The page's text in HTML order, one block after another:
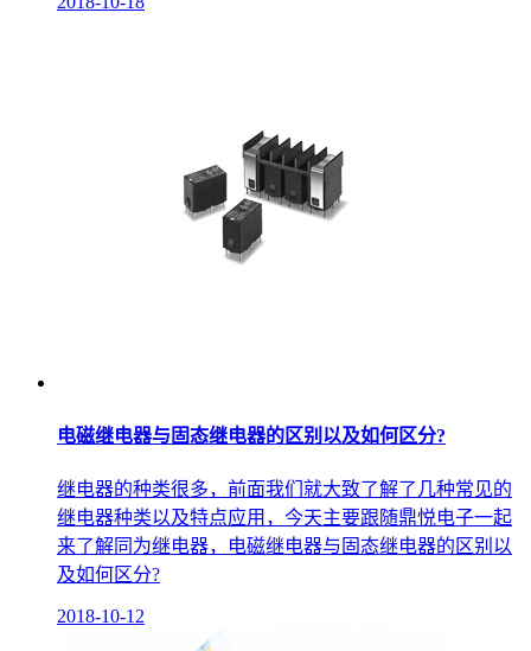
电磁继电器与固态继电器的区别以及如何区分?
继电器的种类很多，前面我们就大致了解了几种常见的
继电器种类以及特点应用，今天主要跟随鼎悦电子一起
来了解同为继电器，电磁继电器与固态继电器的区别以
及如何区分?
2018-10-12